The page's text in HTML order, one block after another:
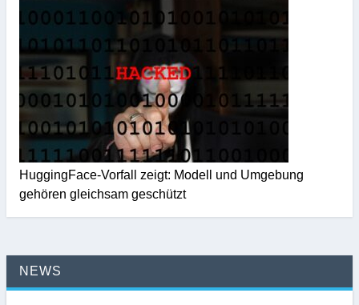
HuggingFace-Vorfall zeigt: Modell und Umgebung
gehören gleichsam geschützt
NEWS